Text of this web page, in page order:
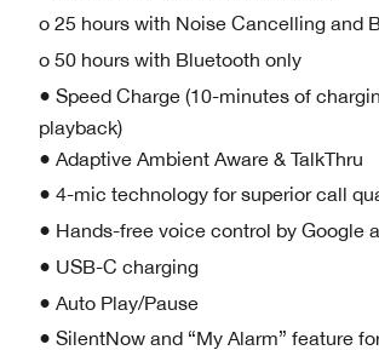
o 25 hours with Noise Cancelling and
o 50 hours with Bluetooth only
● Speed Charge (10-minutes of
playback)
● Adaptive Ambient Aware & TalkThru
● 4-mic technology for superior call
● Hands-free voice control by Google
● USB-C charging
● Auto Play/Pause
● SilentNow and “My Alarm” feature